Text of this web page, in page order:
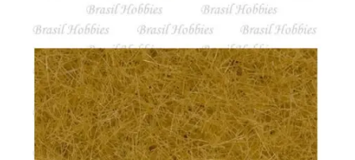
Minha conta
Contato